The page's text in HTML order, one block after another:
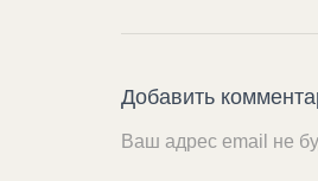
Добавить
Ваш адрес email не